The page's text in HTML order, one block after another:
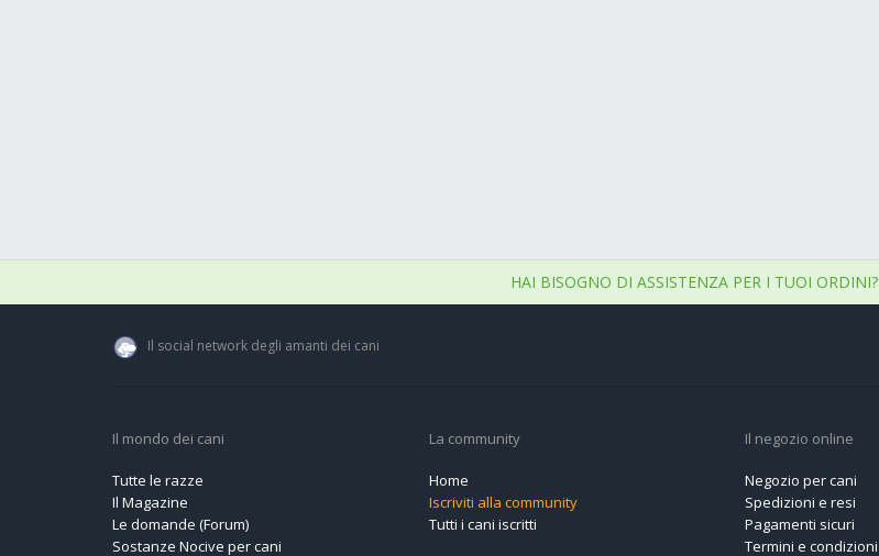
HAI BISOGNO DI ASSISTENZA PER I TUOI ORDINI?
Il social network degli amanti dei cani
Il mondo dei cani
Tutte le razze
Il Magazine
Le domande (Forum)
Sostanze Nocive per cani
La community
Home
Iscriviti alla community
Tutti i cani iscritti
Il negozio online
Negozio per cani
Spedizioni e resi
Pagamenti sicuri
Termini e condizioni